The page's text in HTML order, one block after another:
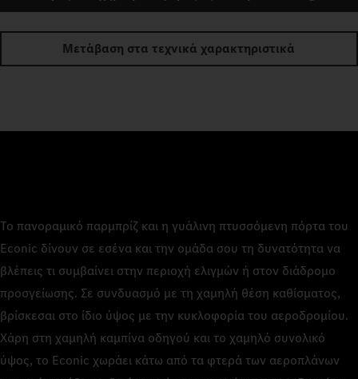
Μετάβαση στα τεχνικά χαρακτηριστικά
Το πανοραμικό παρμπρίζ και η γυάλινη πτυσσόμενη πόρτα του
Econic δίνουν σε εσένα και την ομάδα σου τη δυνατότητα να
βλέπεις τι συμβαίνει στην περιοχή ελιγμών ή στον διάδρομο
προσγείωσης. Σε συνδυασμό με τη χαμηλή θέση καθίσματος,
βρίσκεσαι στο ίδιο ύψος με την κυκλοφορία του αεροδρομίου.
Χάρη στη χαμηλή καμπίνα οδηγού και το χαμηλό συνολικό
ύψος, το Econic χωράει κάτω από τα φτερά των αεροπλάνων